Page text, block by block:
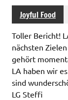
Joyful Food
Toller Bericht!
nächsten Zielen
gehört
LA haben wir
sind
LG Steffi